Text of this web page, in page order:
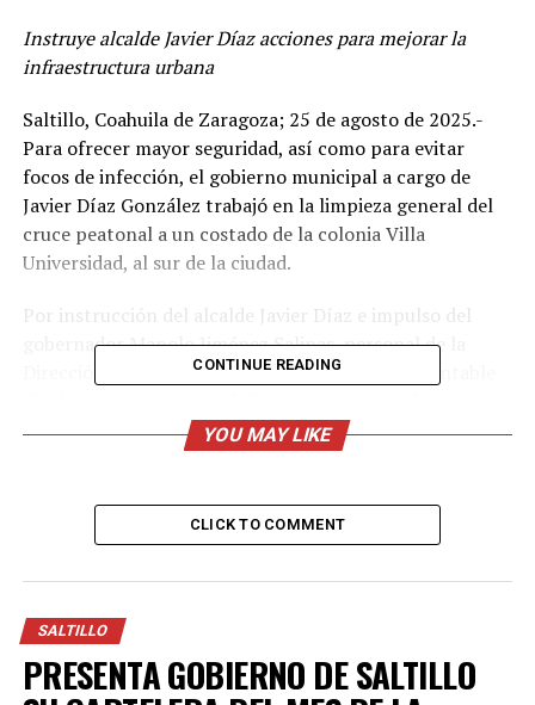
Instruye alcalde Javier Díaz acciones para mejorar la
infraestructura urbana
Saltillo, Coahuila de Zaragoza; 25 de agosto de 2025.-
Para ofrecer mayor seguridad, así como para evitar
focos de infección, el gobierno municipal a cargo de
Javier Díaz González trabajó en la limpieza general del
cruce peatonal a un costado de la colonia Villa
Universidad, al sur de la ciudad.
Por instrucción del alcalde Javier Díaz e impulso del
gobernador Manolo Jiménez Salinas, personal de la
Dirección de Medio Ambiente y Desarrollo Sustentable
desechos orgánicos en el puente peatonal que une a las
y los habitantes de las colonias Villa Universidad y La
colonias.
CONTINUE READING
YOU MAY LIKE
CLICK TO COMMENT
SALTILLO
PRESENTA GOBIERNO DE SALTILLO